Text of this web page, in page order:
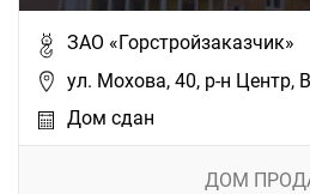
ЗАО «Горстройзаказчик»
ул. Мохова, 40, р-н Центр,
Дом сдан
ДОМ